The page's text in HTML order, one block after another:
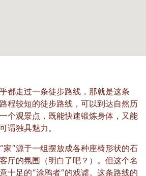
都走过一条徒步路线，那就是这条
程较短的徒步路线，可以到达自然历
个观景点，既能快速锻炼身体，又能
谓独具魅力。
家”源于一组摆放成各种座椅形状的石
厅的氛围（明白了吧？）。但这个名
十足的“涂鸦者”的戏谑。这条路线的